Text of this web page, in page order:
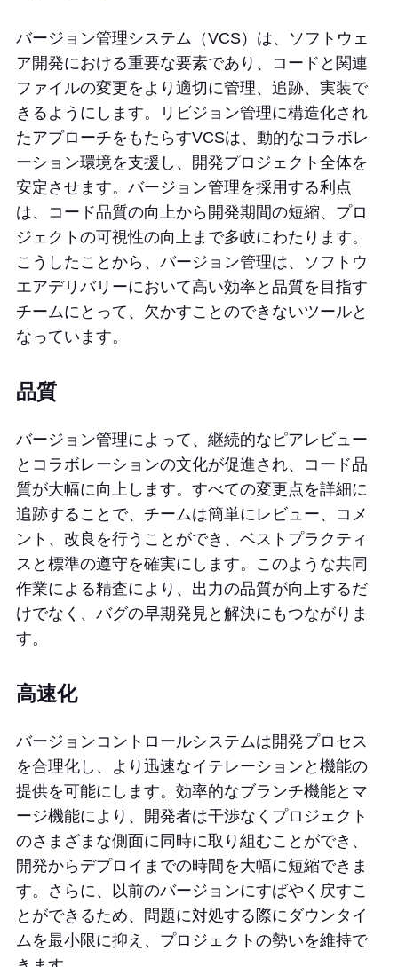
バージョン管理システム（VCS）は、ソフトウェ
ア開発における重要な要素であり、コードと関連
ファイルの変更をより適切に管理、追跡、実装で
きるようにします。リビジョン管理に構造化され
たアプローチをもたらすVCSは、動的なコラボレ
ーション環境を支援し、開発プロジェクト全体を
安定させます。バージョン管理を採用する利点
は、コード品質の向上から開発期間の短縮、プロ
ジェクトの可視性の向上まで多岐にわたります。
こうしたことから、バージョン管理は、ソフトウ
エアデリバリーにおいて高い効率と品質を目指す
チームにとって、欠かすことのできないツールと
なっています。
品質
バージョン管理によって、継続的なピアレビュー
とコラボレーションの文化が促進され、コード品
質が大幅に向上します。すべての変更点を詳細に
追跡することで、チームは簡単にレビュー、コメ
ント、改良を行うことができ、ベストプラクティ
スと標準の遵守を確実にします。このような共同
作業による精査により、出力の品質が向上するだ
けでなく、バグの早期発見と解決にもつながりま
す。
高速化
バージョンコントロールシステムは開発プロセス
を合理化し、より迅速なイテレーションと機能の
提供を可能にします。効率的なブランチ機能とマ
ージ機能により、開発者は干渉なくプロジェクト
のさまざまな側面に同時に取り組むことができ、
開発からデプロイまでの時間を大幅に短縮できま
す。さらに、以前のバージョンにすばやく戻すこ
とができるため、問題に対処する際にダウンタイ
ムを最小限に抑え、プロジェクトの勢いを維持で